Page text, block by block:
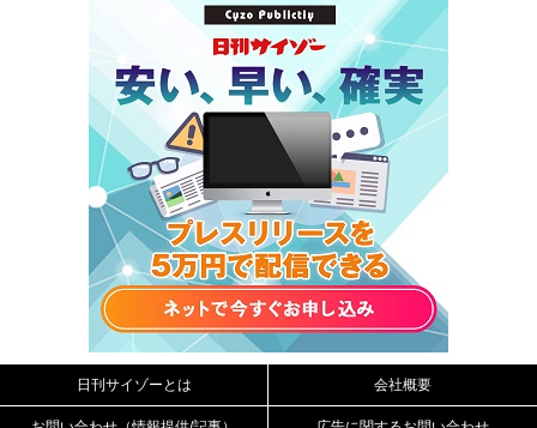
日刊サイゾーとは 会社概要